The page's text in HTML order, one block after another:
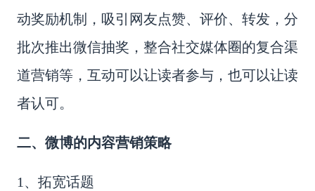
动奖励机制，吸引网友点赞、评价、转发，分
批次推出微信抽奖，整合社交媒体圈的复合渠
道营销等，互动可以让读者参与，也可以让读
者认可。
二、微博的内容营销策略
1、拓宽话题